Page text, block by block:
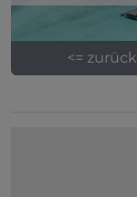
<= zurück